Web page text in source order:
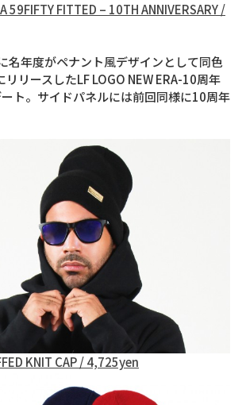
59FIFTY FITTED – 10TH ANNIVERSARY /
名年度がペナント風デザインとして同色
リースしたLF LOGO NEW ERA-10周年
ト。サイドパネルには前回同様に10周年
KNIT CAP / 4,725yen